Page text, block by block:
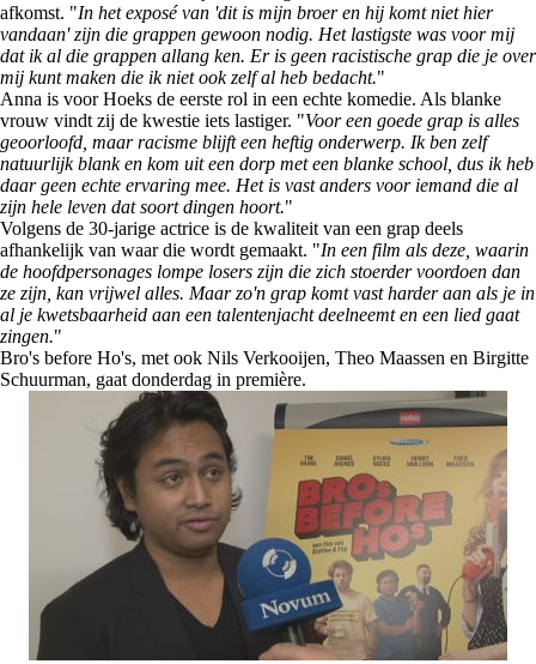
afkomst. "In het exposé van 'dit is mijn broer en hij komt niet hier
vandaan' zijn die grappen gewoon nodig. Het lastigste was voor mij
dat ik al die grappen allang ken. Er is geen racistische grap die je over
mij kunt maken die ik niet ook zelf al heb bedacht."
Anna is voor Hoeks de eerste rol in een echte komedie. Als blanke
vrouw vindt zij de kwestie iets lastiger. "Voor een goede grap is alles
geoorloofd, maar racisme blijft een heftig onderwerp. Ik ben zelf
natuurlijk blank en kom uit een dorp met een blanke school, dus ik heb
daar geen echte ervaring mee. Het is vast anders voor iemand die al
zijn hele leven dat soort dingen hoort."
Volgens de 30-jarige actrice is de kwaliteit van een grap deels
afhankelijk van waar die wordt gemaakt. "In een film als deze, waarin
de hoofdpersonages lompe losers zijn die zich stoerder voordoen dan
ze zijn, kan vrijwel alles. Maar zo'n grap komt vast harder aan als je in
al je kwetsbaarheid aan een talentenjacht deelneemt en een lied gaat
zingen."
Bro's before Ho's, met ook Nils Verkooijen, Theo Maassen en Birgitte
Schuurman, gaat donderdag in première.